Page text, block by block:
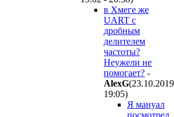
в Хмеге же
UART с
дробным
делителем
частоты?
Неужели не
помогает? -
AlexG(23.10.2019
19:05)
Я мануал
посмотрел,